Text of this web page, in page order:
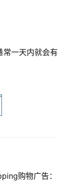
一天内就会有
购物广告：